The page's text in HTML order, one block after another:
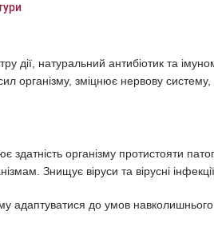
дії, натуральний антибіотик та
організму, зміцнює нервову систему,
здатність організму протистояти
Знищує віруси та вірусні
адаптуватися до умов